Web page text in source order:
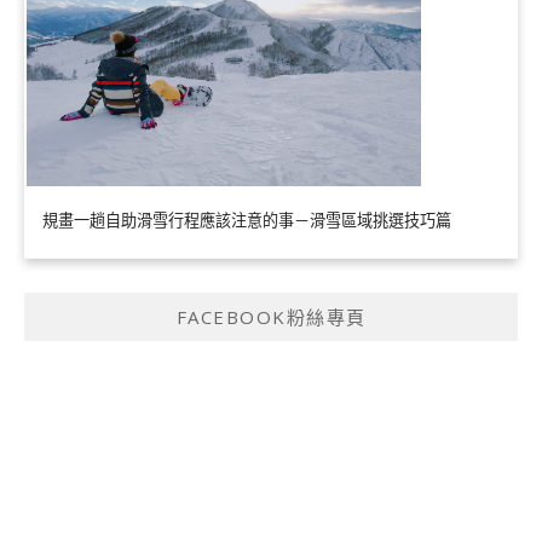
規畫一趟自助滑雪行程應該注意的事－滑雪區域挑選技巧篇
FACEBOOK粉絲專頁